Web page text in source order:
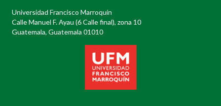
Universidad Francisco Marroquín
Calle Manuel F. Ayau (6 Calle final), zona 10
Guatemala, Guatemala 01010